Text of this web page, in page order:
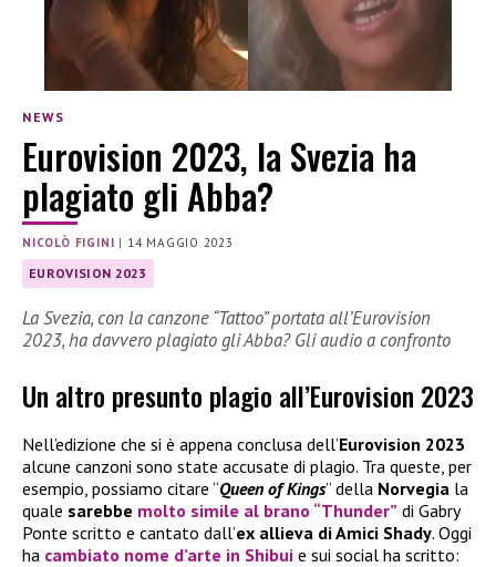
NEWS
Eurovision 2023, la Svezia ha
plagiato gli Abba?
NICOLÒ FIGINI | 14 MAGGIO 2023
EUROVISION 2023
La Svezia, con la canzone “Tattoo” portata all’Eurovision
2023, ha davvero plagiato gli Abba? Gli audio a confronto
Un altro presunto plagio all’Eurovision 2023
Nell’edizione che si è appena conclusa dell’Eurovision 2023
alcune canzoni sono state accusate di plagio. Tra queste, per
esempio, possiamo citare “Queen of Kings” della Norvegia la
quale sarebbe molto simile al brano “Thunder” di Gabry
Ponte scritto e cantato dall’ex allieva di Amici Shady. Oggi
ha cambiato nome d’arte in Shibui e sui social ha scritto: